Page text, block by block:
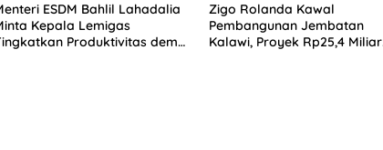
ESDM Bahlil Lahadalia
Kepala Lemigas
Produktivitas demi
Zigo Rolanda Kawal
Pembangunan Jembatan
Kalawi, Proyek Rp25,4 Miliar